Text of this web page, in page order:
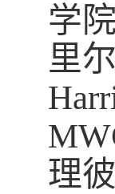
学
里
理